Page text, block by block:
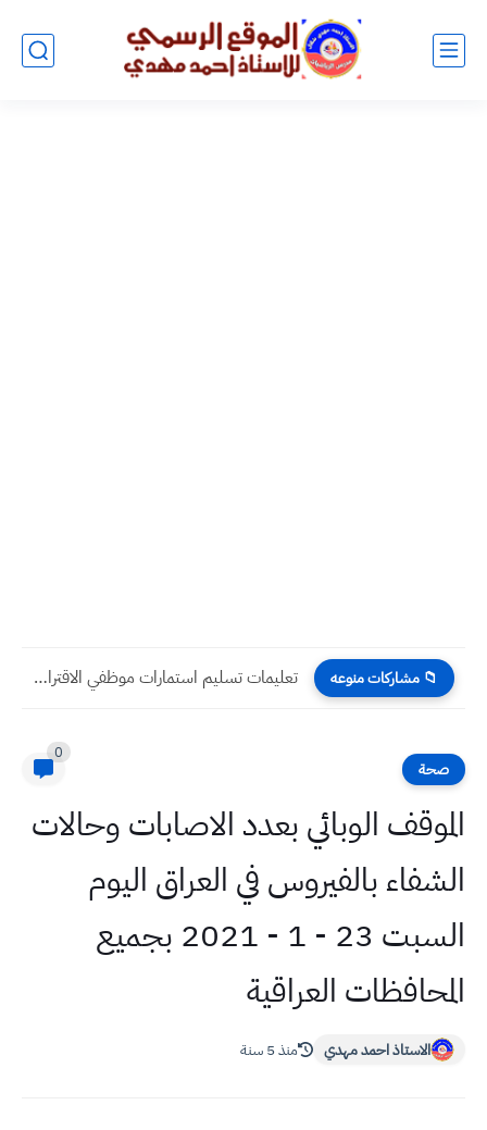
📁 مشاركات منوعه تعليمات تسليم استمارات موظفي الاقتراع ٢٠٢٣
صحة
0
الموقف الوبائي بعدد الاصابات وحالات
الشفاء بالفيروس في العراق اليوم
السبت 23 - 1 - 2021 بجميع
المحافظات العراقية
الاستاذ احمد مهدي منذ 5 سنة